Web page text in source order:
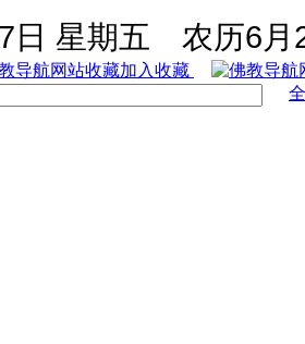
日 星期五 农历6月
加入收藏